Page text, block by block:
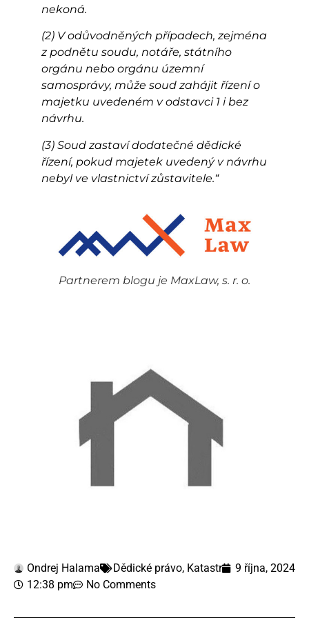
nekoná.
(2) V odůvodněných případech, zejména
z podnětu soudu, notáře, státního
orgánu nebo orgánu územní
samosprávy, může soud zahájit řízení o
majetku uvedeném v odstavci 1 i bez
návrhu.
(3) Soud zastaví dodatečné dědické
řízení, pokud majetek uvedený v návrhu
nebyl ve vlastnictví zůstavitele.“
Partnerem blogu je MaxLaw, s. r. o.
Ondrej Halama Dědické právo, Katastr
9 října, 2024
12:38 pm
No Comments